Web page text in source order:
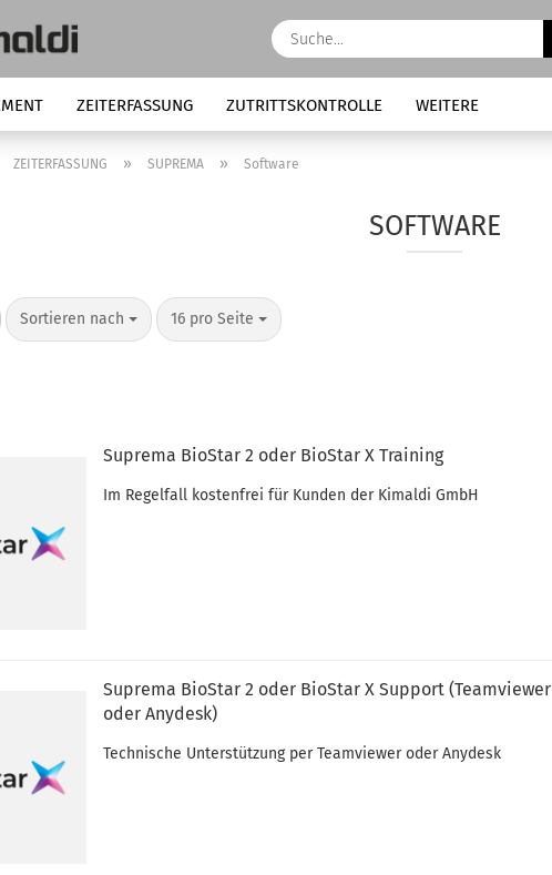
ZEITERFASSUNG ZUTRITTSKONTROLLE WEITERE
ZEITERFASSUNG » SUPREMA » Software
SOFTWARE
Sortieren nach
Sortieren nach 16 pro Seite
pro Seite
Suprema BioStar 2 oder BioStar X Training
Im Regelfall kostenfrei für Kunden der Kimaldi GmbH
Suprema BioStar 2 oder BioStar X Support (Teamviewer
oder Anydesk)
Technische Unterstützung per Teamviewer oder Anydesk